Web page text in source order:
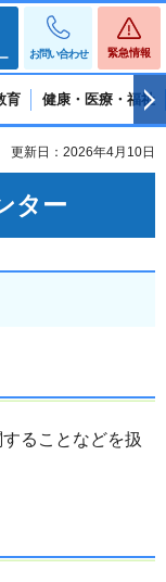
お問い合わせ 緊急情報
育 健康・医療・福祉
更新日：2026年4月10日
ター
ることなどを扱